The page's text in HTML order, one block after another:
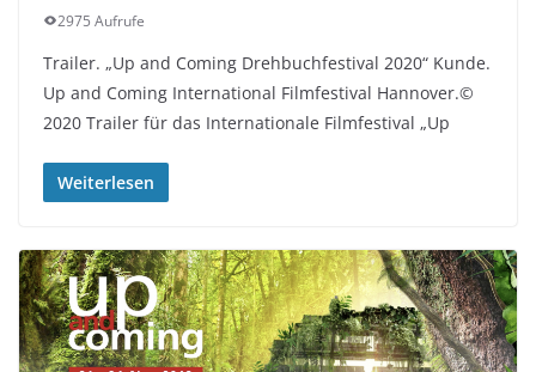
2975 Aufrufe
Trailer. „Up and Coming Drehbuchfestival 2020“ Kunde.
Up and Coming International Filmfestival Hannover.©
2020 Trailer für das Internationale Filmfestival „Up
Weiterlesen